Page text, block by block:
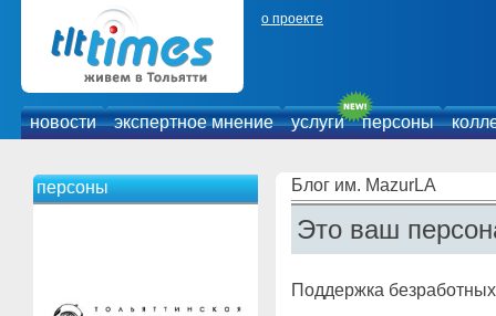
о проекте
новости экспертное мнение услуги персоны
персоны Блог им. MazurLA
Это ваш
Поддержка